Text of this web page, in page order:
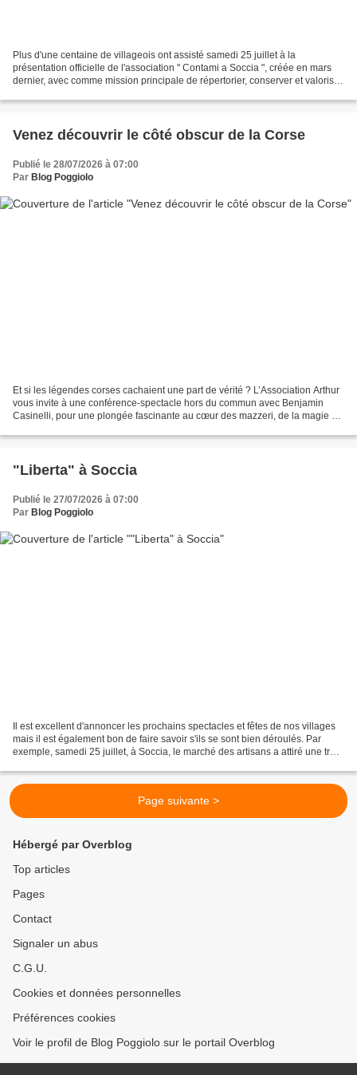
Plus d'une centaine de villageois ont assisté samedi 25 juillet à la
présentation officielle de l'association " Contami a Soccia ", créée en mars
dernier, avec comme mission principale de répertorier, conserver et valoriser
Venez découvrir le côté obscur de la Corse
Publié le 28/07/2026 à 07:00
Par Blog Poggiolo
Et si les légendes corses cachaient une part de vérité ? L’Association Arthur
vous invite à une conférence-spectacle hors du commun avec Benjamin
Casinelli, pour une plongée fascinante au cœur des mazzeri, de la magie et
"Liberta" à Soccia
Publié le 27/07/2026 à 07:00
Par Blog Poggiolo
Il est excellent d'annoncer les prochains spectacles et fêtes de nos villages
mais il est également bon de faire savoir s'ils se sont bien déroulés. Par
exemple, samedi 25 juillet, à Soccia, le marché des artisans a attiré une très
Page suivante >
Hébergé par Overblog
Top articles
Pages
Contact
Signaler un abus
C.G.U.
Cookies et données personnelles
Préférences cookies
Voir le profil de Blog Poggiolo sur le portail Overblog